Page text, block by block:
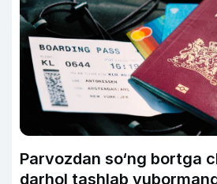
Parvozdan so‘ng bortga
darhol tashlab